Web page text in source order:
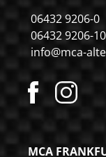
06432 9206-0
06432 9206-10
info@mca-
MCA